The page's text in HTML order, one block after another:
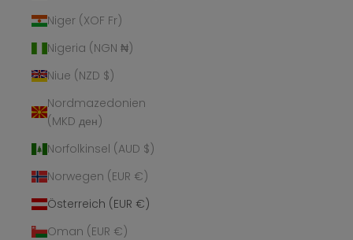
Niger (XOF Fr)
Nigeria (NGN ₦)
Niue (NZD $)
Nordmazedonien
(MKD ден)
Norfolkinsel (AUD $)
Norwegen (EUR €)
Österreich (EUR €)
Oman (EUR €)